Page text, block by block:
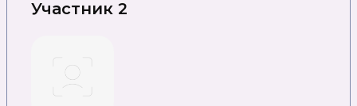
Участник 2